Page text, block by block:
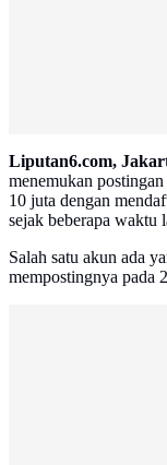
Liputan6.com,
menemukan postingan
10 juta dengan
sejak beberapa waktu
Salah satu akun ada
mempostingnya pada